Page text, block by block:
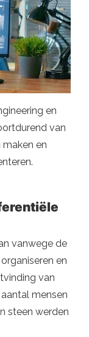
en
van
en
​​vanwege de
en
van
mensen
steen werden